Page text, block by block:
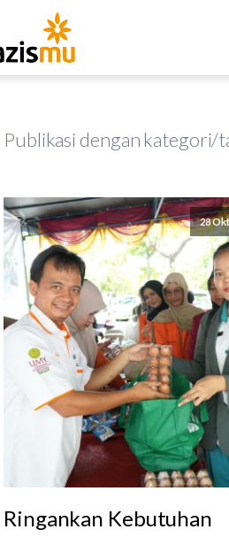
Publikasi dengan kategori/
28
Ringankan Kebutuhan